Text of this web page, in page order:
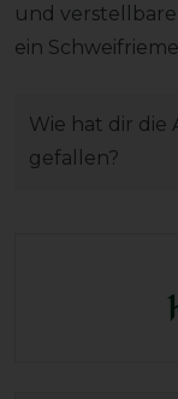
und
ein
Wie hat dir die
gefallen?